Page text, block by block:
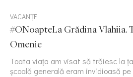
VACANȚE
#ONoapteLa Grădina Vlahiia.
Omenie
Toata viața am visat să trăiesc la
școală generală eram invidioasă